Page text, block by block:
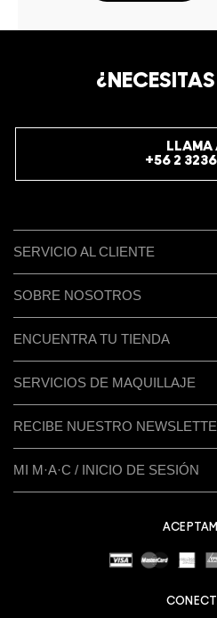
LLAMA
+56 2
SERVICIO AL CLIENTE
SOBRE NOSOTROS
ENCUENTRA TU TIENDA
SERVICIOS DE MAQUILLAJE
RECIBE NUESTRO
MI M·A·C / INICIO DE SESIÓN